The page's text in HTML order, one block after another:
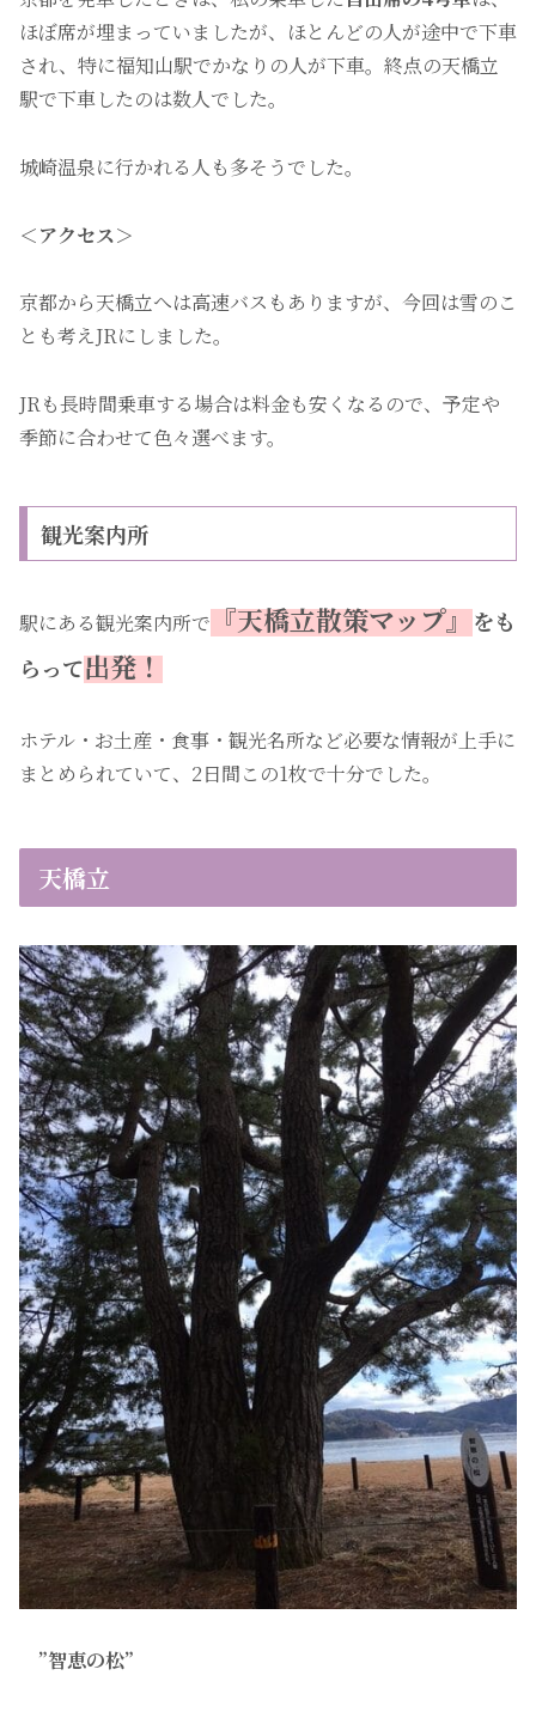
ほぼ席が埋まっていましたが、ほとんどの人が途中で下車
され、特に福知山駅でかなりの人が下車。終点の天橋立
駅で下車したのは数人でした。
城崎温泉に行かれる人も多そうでした。
＜アクセス＞
京都から天橋立へは高速バスもありますが、今回は雪のこ
とも考えJRにしました。
JRも長時間乗車する場合は料金も安くなるので、予定や
季節に合わせて色々選べます。
観光案内所
駅にある観光案内所で『天橋立散策マップ』をも
らって出発！
ホテル・お土産・食事・観光名所など必要な情報が上手に
まとめられていて、2日間この1枚で十分でした。
天橋立
”智恵の松”